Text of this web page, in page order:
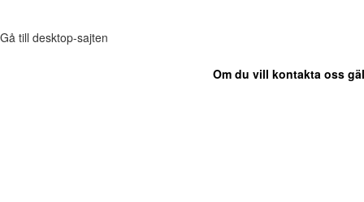
Gå till desktop-sajten
Om du vill kontakta oss